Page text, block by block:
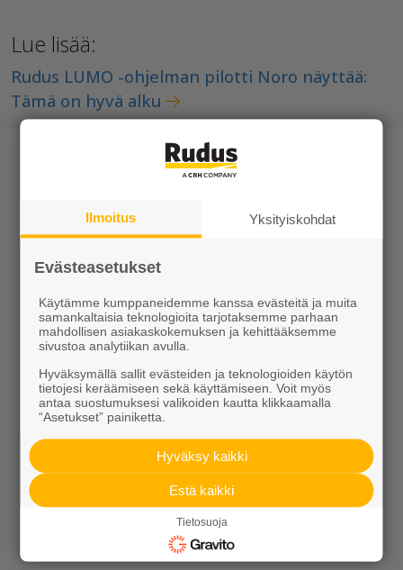
Lue lisää:
Rudus LUMO -ohjelman pilotti Noro näyttää:
Tämä on hyvä alku
KEVEÄ tuotteet
Kiviainekset
Pihakivet ja maisematuotteet
Betoni
Kaivot ja putket
Infraelementit
Porraselementit
Julkisivuelementit
Ilmoitus Yksityiskohdat
Evästeasetukset
Käytämme kumppaneidemme kanssa evästeitä ja muita
samankaltaisia teknologioita tarjotaksemme parhaan
mahdollisen asiakaskokemuksen ja kehittääksemme
sivustoa analytiikan avulla.
Hyväksymällä sallit evästeiden ja teknologioiden käytön
tietojesi keräämiseen sekä käyttämiseen. Voit myös
antaa suostumuksesi valikoiden kautta klikkaamalla
“Asetukset” painiketta.
Hyväksy kaikki
Estä kaikki
Tietosuoja